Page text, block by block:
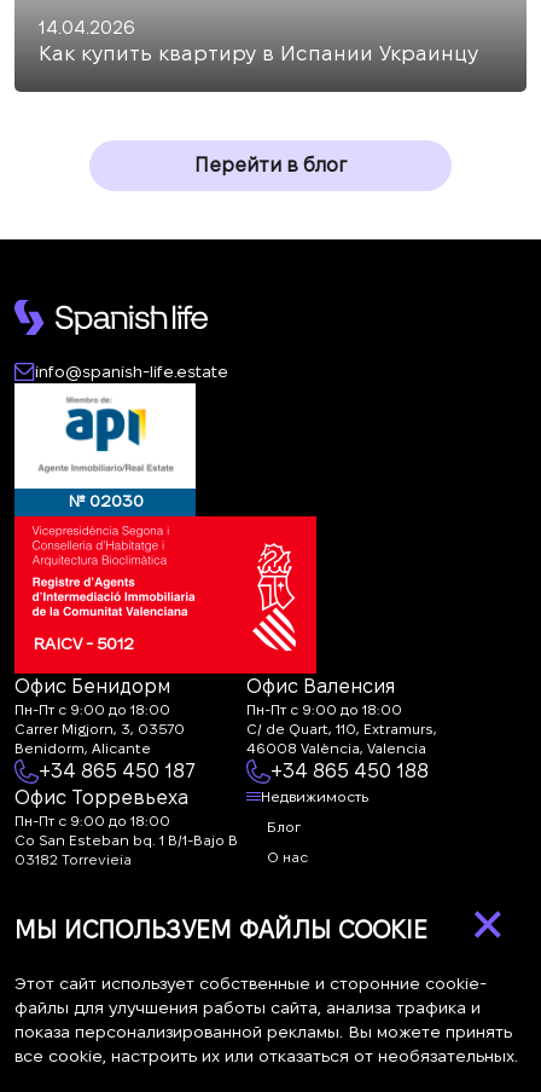
14.04.2026
Как купить квартиру в Испании Украинцу
Перейти в блог
info@spanish-life.estate
№ 02030
RAICV - 5012
Офис Бенидорм
Пн-Пт с 9:00 до 18:00
Carrer Migjorn, 3, 03570
Benidorm, Alicante
+34 865 450 187
Офис Валенсия
Пн-Пт с 9:00 до 18:00
C/ de Quart, 110, Extramurs,
46008 València, Valencia
+34 865 450 188
Офис Торревьеха
Пн-Пт с 9:00 до 18:00
Co San Esteban bq. 1 B/1-Bajo B
03182 Torrevieja
life.estate
Недвижимость
Блог
О нас
Контакты
Подпишитесь на наши новости. Рассылка каждую неделю
×
МЫ ИСПОЛЬЗУЕМ ФАЙЛЫ COOKIE
Этот сайт использует собственные и сторонние cookie-
файлы для улучшения работы сайта, анализа трафика и
показа персонализированной рекламы. Вы можете принять
все cookie, настроить их или отказаться от необязательных.